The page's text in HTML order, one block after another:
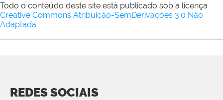
Todo o conteúdo deste site está publicado sob a licença
Creative Commons Atribuição-SemDerivações 3.0 Não
Adaptada.
REDES SOCIAIS